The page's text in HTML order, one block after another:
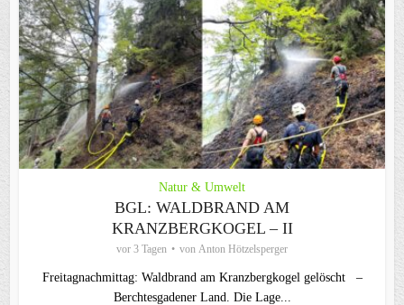
Natur & Umwelt
BGL: WALDBRAND AM
KRANZBERGKOGEL – II
vor 3 Tagen von Anton Hötzelsperger
Freitagnachmittag: Waldbrand am Kranzbergkogel gelöscht –
Berchtesgadener Land. Die Lage...